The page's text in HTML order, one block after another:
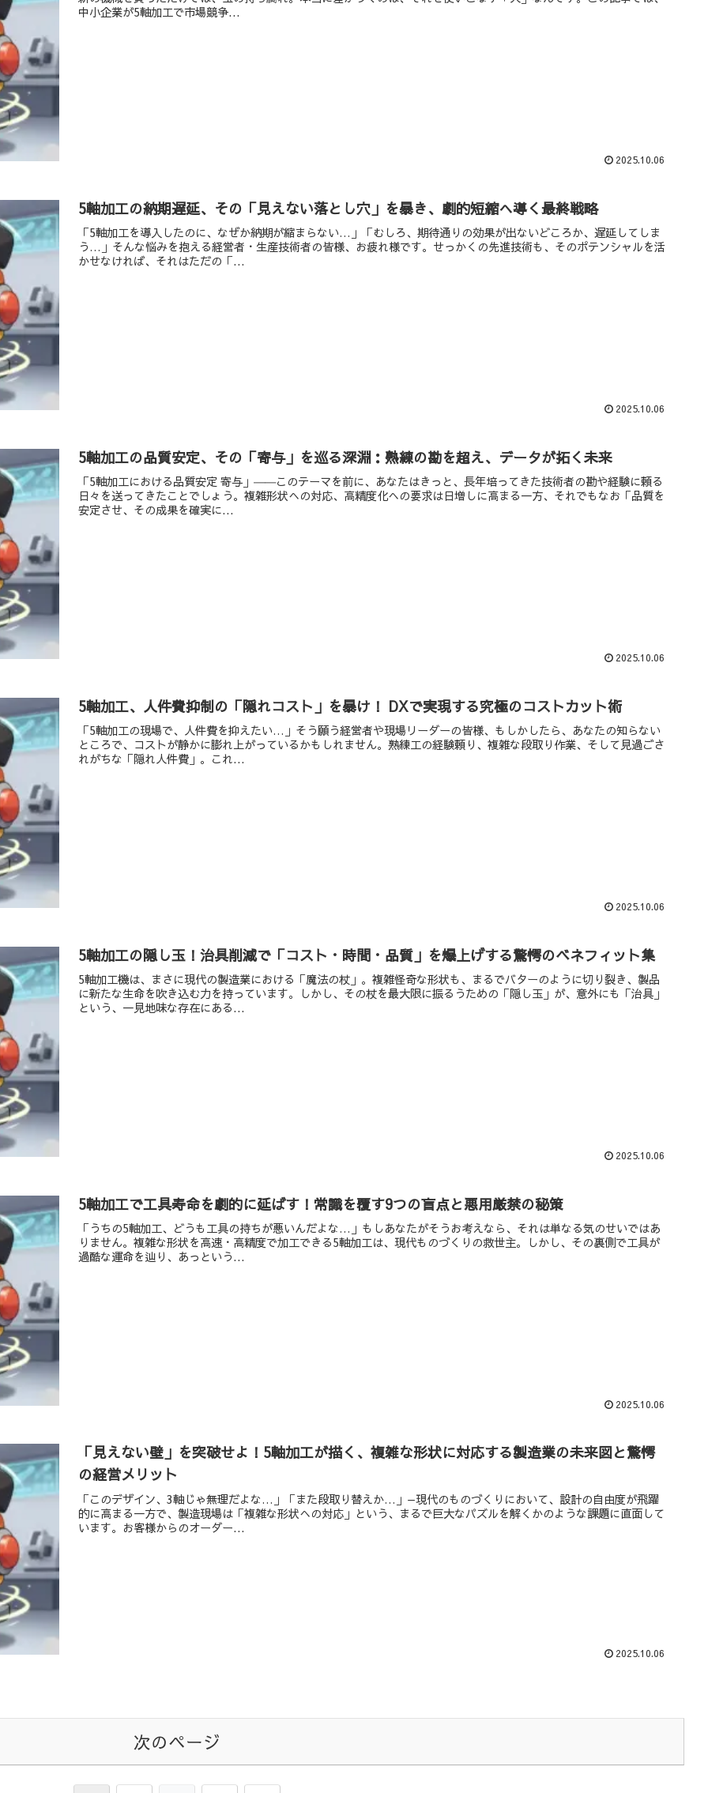
中小企業が5軸加工で市場競争...
2025.10.06
5軸加工の納期遅延、その「見えない落とし穴」を暴き、劇的短縮へ導く最終戦略
「5軸加工を導入したのに、なぜか納期が縮まらない…」「むしろ、期待通りの効果が出ないどころか、遅延してしま
う…」そんな悩みを抱える経営者・生産技術者の皆様、お疲れ様です。せっかくの先進技術も、そのポテンシャルを活
かせなければ、それはただの「...
2025.10.06
5軸加工の品質安定、その「寄与」を巡る深淵：熟練の勘を超え、データが拓く未来
「5軸加工における品質安定 寄与」――このテーマを前に、あなたはきっと、長年培ってきた技術者の勘や経験に頼る
日々を送ってきたことでしょう。複雑形状への対応、高精度化への要求は日増しに高まる一方、それでもなお「品質を
安定させ、その成果を確実に...
2025.10.06
5軸加工、人件費抑制の「隠れコスト」を暴け！ DXで実現する究極のコストカット術
「5軸加工の現場で、人件費を抑えたい…」そう願う経営者や現場リーダーの皆様、もしかしたら、あなたの知らない
ところで、コストが静かに膨れ上がっているかもしれません。熟練工の経験頼り、複雑な段取り作業、そして見過ごさ
れがちな「隠れ人件費」。これ...
2025.10.06
5軸加工の隠し玉！治具削減で「コスト・時間・品質」を爆上げする驚愕のベネフィット集
5軸加工機は、まさに現代の製造業における「魔法の杖」。複雑怪奇な形状も、まるでバターのように切り裂き、製品
に新たな生命を吹き込む力を持っています。しかし、その杖を最大限に振るうための「隠し玉」が、意外にも「治具」
という、一見地味な存在にある...
2025.10.06
5軸加工で工具寿命を劇的に延ばす！常識を覆す9つの盲点と悪用厳禁の秘策
「うちの5軸加工、どうも工具の持ちが悪いんだよな…」もしあなたがそうお考えなら、それは単なる気のせいではあ
りません。複雑な形状を高速・高精度で加工できる5軸加工は、現代ものづくりの救世主。しかし、その裏側で工具が
過酷な運命を辿り、あっという...
2025.10.06
「見えない壁」を突破せよ！5軸加工が描く、複雑な形状に対応する製造業の未来図と驚愕
の経営メリット
「このデザイン、3軸じゃ無理だよな…」「また段取り替えか…」—現代のものづくりにおいて、設計の自由度が飛躍
的に高まる一方で、製造現場は「複雑な形状への対応」という、まるで巨大なパズルを解くかのような課題に直面して
います。お客様からのオーダー...
2025.10.06
次のページ